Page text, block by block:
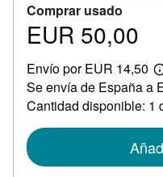
Comprar usado
Precio
50,00
EUR 50,00
Envío por EUR 14,50
Se envía de España a
Cantidad disponible: 1